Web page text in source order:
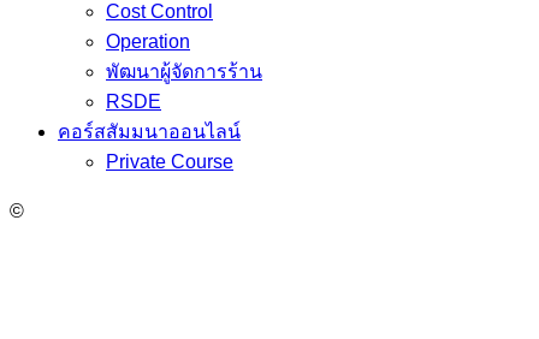
Cost Control
Operation
พัฒนาผู้จัดการร้าน
RSDE
คอร์สสัมมนาออนไลน์
Private Course
©